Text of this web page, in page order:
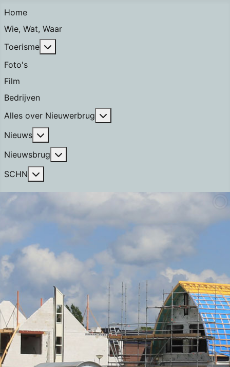
Home
Wie, Wat, Waar
Toerisme
Foto's
Film
Bedrijven
Alles over Nieuwerbrug
Nieuws
Nieuwsbrug
SCHN